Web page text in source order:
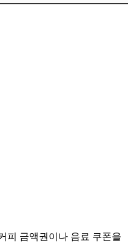
피 금액권이나 음료 쿠폰을